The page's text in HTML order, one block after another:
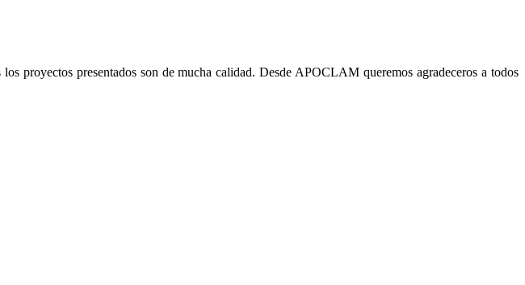
proyectos presentados son de mucha calidad. Desde APOCLAM queremos agradeceros a todos